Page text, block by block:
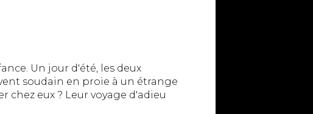
Un jour d'été, les deux
soudain en proie à un étrange
eux ? Leur voyage d'adieu